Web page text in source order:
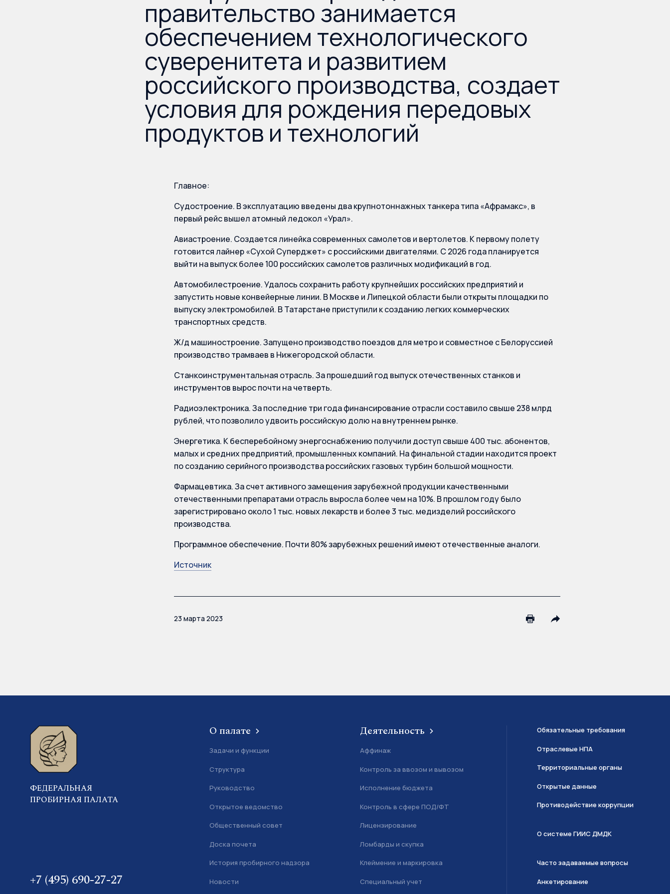
правительство занимается
обеспечением технологического
суверенитета и развитием
российского производства, создает
условия для рождения передовых
продуктов и технологий
Главное:
Судостроение. В эксплуатацию введены два крупнотоннажных танкера типа «Афрамакс», в
первый рейс вышел атомный ледокол «Урал».
Авиастроение. Создается линейка современных самолетов и вертолетов. К первому полету
готовится лайнер «Сухой Суперджет» с российскими двигателями. С 2026 года планируется
выйти на выпуск более 100 российских самолетов различных модификаций в год.
Автомобилестроение. Удалось сохранить работу крупнейших российских предприятий и
запустить новые конвейерные линии. В Москве и Липецкой области были открыты площадки по
выпуску электромобилей. В Татарстане приступили к созданию легких коммерческих
транспортных средств.
Ж/д машиностроение. Запущено производство поездов для метро и совместное с Белоруссией
производство трамваев в Нижегородской области.
Станкоинструментальная отрасль. За прошедший год выпуск отечественных станков и
инструментов вырос почти на четверть.
Радиоэлектроника. За последние три года финансирование отрасли составило свыше 238 млрд
рублей, что позволило удвоить российскую долю на внутреннем рынке.
Энергетика. К бесперебойному энергоснабжению получили доступ свыше 400 тыс. абонентов,
малых и средних предприятий, промышленных компаний. На финальной стадии находится проект
по созданию серийного производства российских газовых турбин большой мощности.
Фармацевтика. За счет активного замещения зарубежной продукции качественными
отечественными препаратами отрасль выросла более чем на 10%. В прошлом году было
зарегистрировано около 1 тыс. новых лекарств и более 3 тыс. медизделий российского
производства.
Программное обеспечение. Почти 80% зарубежных решений имеют отечественные аналоги.
Источник
23 марта 2023
ФЕДЕРАЛЬНАЯ
ПРОБИРНАЯ ПАЛАТА
+7 (495) 690-27-27
О палате
Задачи и функции
Структура
Руководство
Открытое ведомство
Общественный совет
Доска почета
История пробирного надзора
Новости
Деятельность
Аффинаж
Контроль за ввозом и вывозом
Исполнение бюджета
Контроль в сфере ПОД/ФТ
Лицензирование
Ломбарды и скупка
Клеймение и маркировка
Специальный учет
Обязательные требования
Отраслевые НПА
Территориальные органы
Открытые данные
Противодействие коррупции
О системе ГИИС ДМДК
Часто задаваемые вопросы
Анкетирование